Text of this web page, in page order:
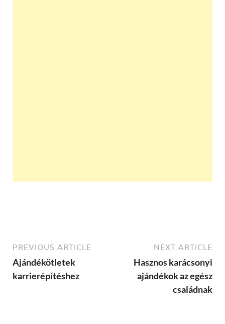
PREVIOUS ARTICLE
Ajándékötletek
karrierépítéshez
NEXT ARTICLE
Hasznos karácsonyi
ajándékok az egész
családnak